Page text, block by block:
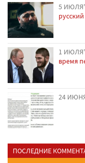
5
1
время
24
ПОСЛЕДНИЕ